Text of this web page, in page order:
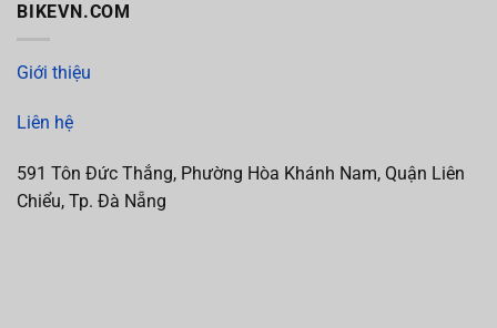
BIKEVN.COM
Giới thiệu
Liên hệ
591 Tôn Đức Thắng, Phường Hòa Khánh Nam, Quận Liên
Chiểu, Tp. Đà Nẵng